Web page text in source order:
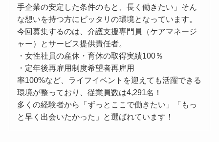
手企業の安定した条件のもと、長く働きたい」そん
な想いを持つ方にピッタリの環境となっています。
今回募集するのは、介護支援専門員（ケアマネージ
ャー）とサービス提供責任者。
・女性社員の産休・育休の取得実績100％
・定年後再雇用制度希望者再雇用
率100%など、ライフイベントを迎えても活躍できる
環境が整っており、従業員数は4,291名！
多くの経験者から「ずっとここで働きたい」「もっ
と早く出会いたかった」と選ばれています！